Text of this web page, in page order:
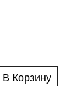
В Корзину